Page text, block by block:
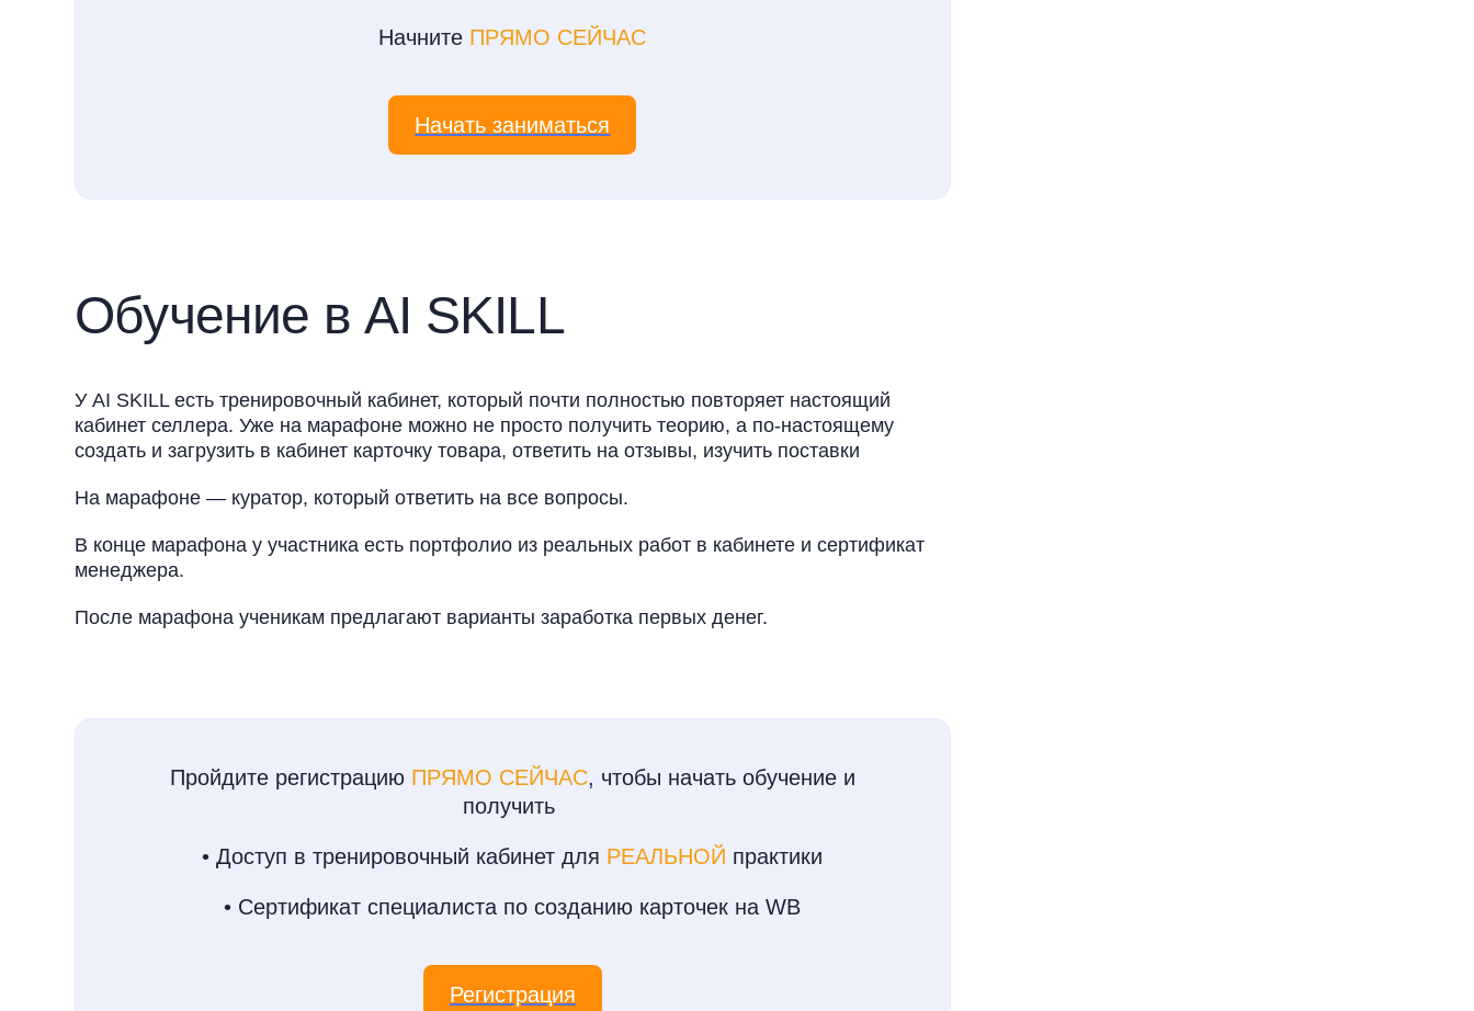
Начните ПРЯМО СЕЙЧАС
Начать заниматься
Обучение в AI SKILL
У AI SKILL есть тренировочный кабинет, который почти полностью повторяет настоящий
кабинет селлера. Уже на марафоне можно не просто получить теорию, а по-настоящему
создать и загрузить в кабинет карточку товара, ответить на отзывы, изучить поставки
На марафоне — куратор, который ответить на все вопросы.
В конце марафона у участника есть портфолио из реальных работ в кабинете и сертификат
менеджера.
После марафона ученикам предлагают варианты заработка первых денег.
Пройдите регистрацию ПРЯМО СЕЙЧАС, чтобы начать обучение и
получить
• Доступ в тренировочный кабинет для РЕАЛЬНОЙ практики
• Сертификат специалиста по созданию карточек на WB
Регистрация